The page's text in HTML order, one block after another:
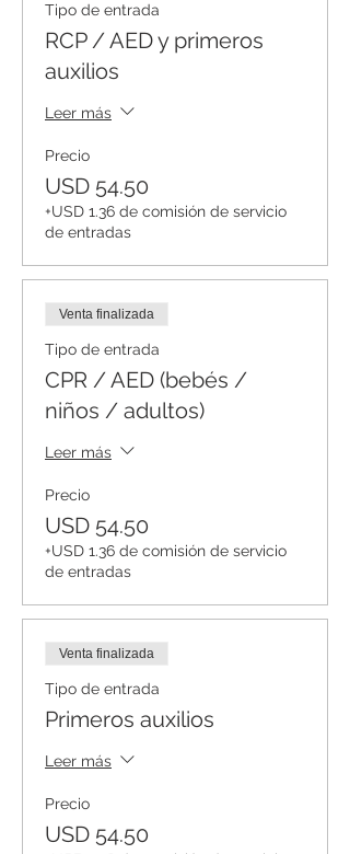
Tipo de entrada
RCP / AED y primeros
auxilios
Leer más
Precio
USD 54.50
+USD 1.36 de comisión de servicio
de entradas
Venta finalizada
Tipo de entrada
CPR / AED (bebés /
niños / adultos)
Leer más
Precio
USD 54.50
+USD 1.36 de comisión de servicio
de entradas
Venta finalizada
Tipo de entrada
Primeros auxilios
Leer más
Precio
USD 54.50